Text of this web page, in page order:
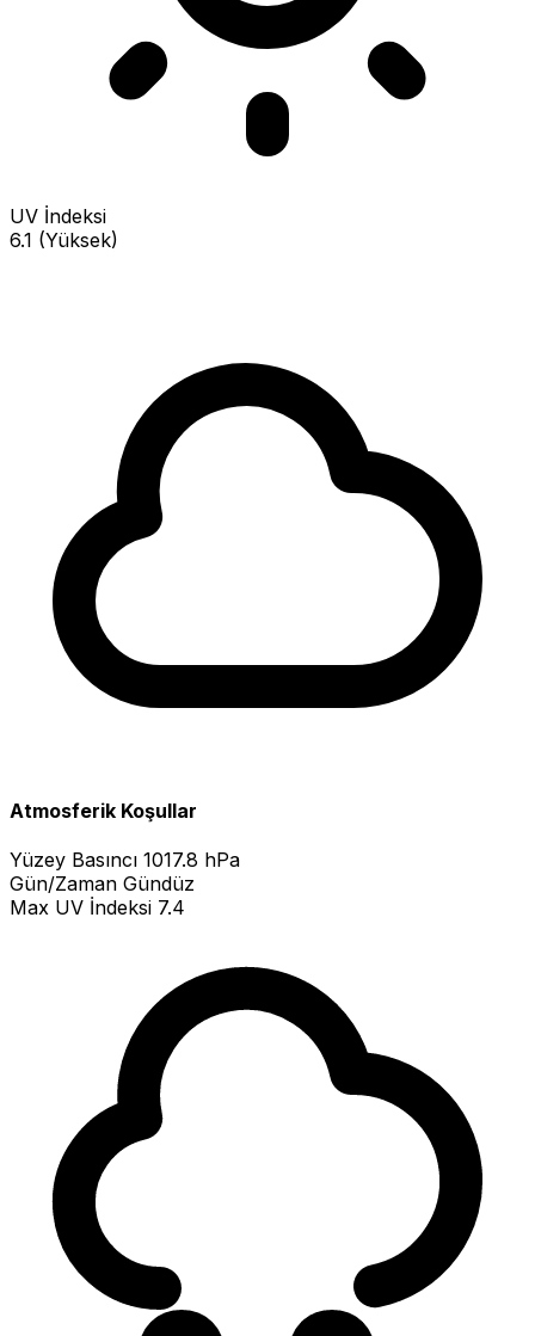
UV İndeksi
6.1 (Yüksek)
Atmosferik Koşullar
Yüzey Basıncı 1017.8 hPa
Gün/Zaman Gündüz
Max UV İndeksi 7.4